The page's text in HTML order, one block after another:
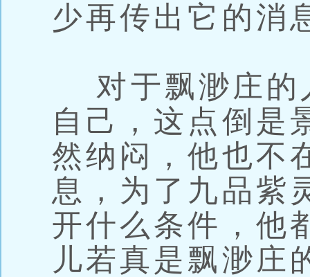
少再传出它的消
对于飘渺庄的
自己，这点倒是
然纳闷，他也不
息，为了九品紫
开什么条件，他
儿若真是飘渺庄